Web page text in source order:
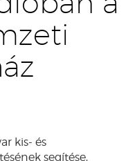
kis- és
segítése,